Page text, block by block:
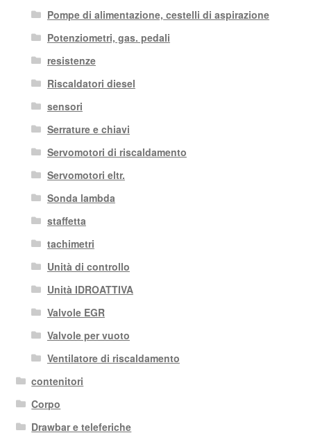
Pompe di alimentazione, cestelli di aspirazione
Potenziometri, gas. pedali
resistenze
Riscaldatori diesel
sensori
Serrature e chiavi
Servomotori di riscaldamento
Servomotori eltr.
Sonda lambda
staffetta
tachimetri
Unità di controllo
Unità IDROATTIVA
Valvole EGR
Valvole per vuoto
Ventilatore di riscaldamento
contenitori
Corpo
Drawbar e teleferiche